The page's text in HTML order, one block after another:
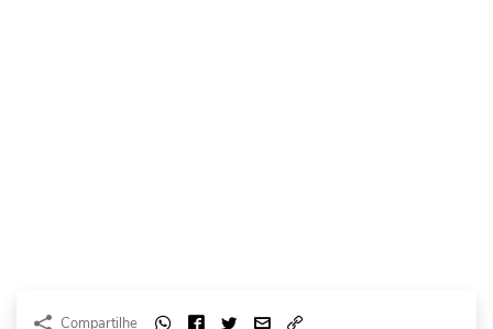
Compartilhe